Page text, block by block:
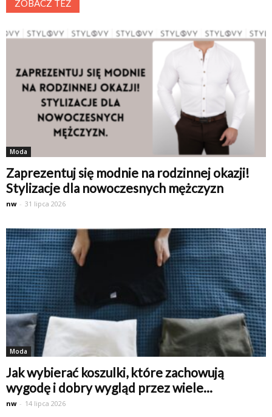
ZOBACZ TEŻ
Moda
Zaprezentuj się modnie na rodzinnej okazji!
Stylizacje dla nowoczesnych mężczyzn
nw - 31 lipca 2026
Moda
Jak wybierać koszulki, które zachowują
wygodę i dobry wygląd przez wiele...
nw - 14 lipca 2026